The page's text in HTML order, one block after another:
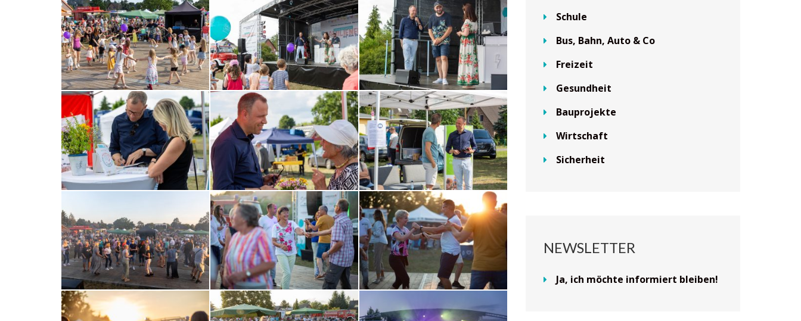
Schule
Bus, Bahn, Auto & Co
Freizeit
Gesundheit
Bauprojekte
Wirtschaft
Sicherheit
NEWSLETTER
Ja, ich möchte informiert bleiben!